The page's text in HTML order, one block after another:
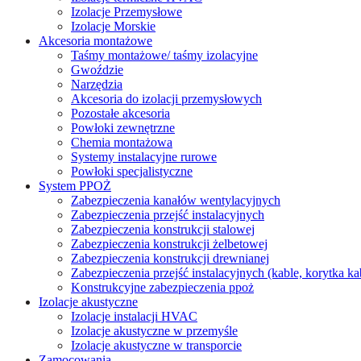
Izolacje Przemysłowe
Izolacje Morskie
Akcesoria montażowe
Taśmy montażowe/ taśmy izolacyjne
Gwoździe
Narzędzia
Akcesoria do izolacji przemysłowych
Pozostałe akcesoria
Powłoki zewnętrzne
Chemia montażowa
Systemy instalacyjne rurowe
Powłoki specjalistyczne
System PPOŻ
Zabezpieczenia kanałów wentylacyjnych
Zabezpieczenia przejść instalacyjnych
Zabezpieczenia konstrukcji stalowej
Zabezpieczenia konstrukcji żelbetowej
Zabezpieczenia konstrukcji drewnianej
Zabezpieczenia przejść instalacyjnych (kable, korytka
Konstrukcyjne zabezpieczenia ppoż
Izolacje akustyczne
Izolacje instalacji HVAC
Izolacje akustyczne w przemyśle
Izolacje akustyczne w transporcie